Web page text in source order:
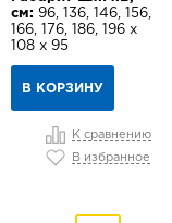
см: 96, 136, 146, 156,
166, 176, 186, 196 х
108 х 95
В КОРЗИНУ
К сравнению
В избранное